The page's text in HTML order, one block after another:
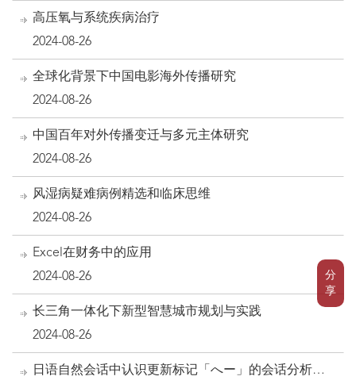
分
享
高压氧与系统疾病治疗
2024-08-26
全球化背景下中国电影海外传播研究
2024-08-26
中国百年对外传播变迁与多元主体研究
2024-08-26
风湿病疑难病例精选和临床思维
2024-08-26
Excel在财务中的应用
2024-08-26
长三角一体化下新型智慧城市规划与实践
2024-08-26
日语自然会话中认识更新标记「へー」的会话分析研